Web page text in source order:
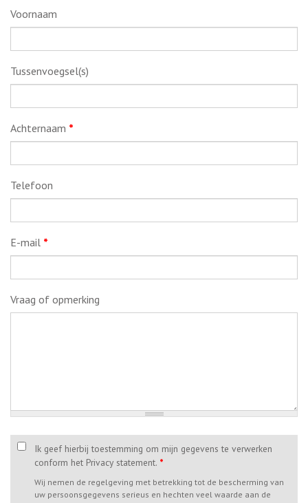
Voornaam
Tussenvoegsel(s)
Achternaam *
Telefoon
E-mail *
Vraag of opmerking
Ik geef hierbij toestemming om mijn gegevens te verwerken
conform het Privacy statement. *
Wij nemen de regelgeving met betrekking tot de bescherming van
uw persoonsgegevens serieus en hechten veel waarde aan de